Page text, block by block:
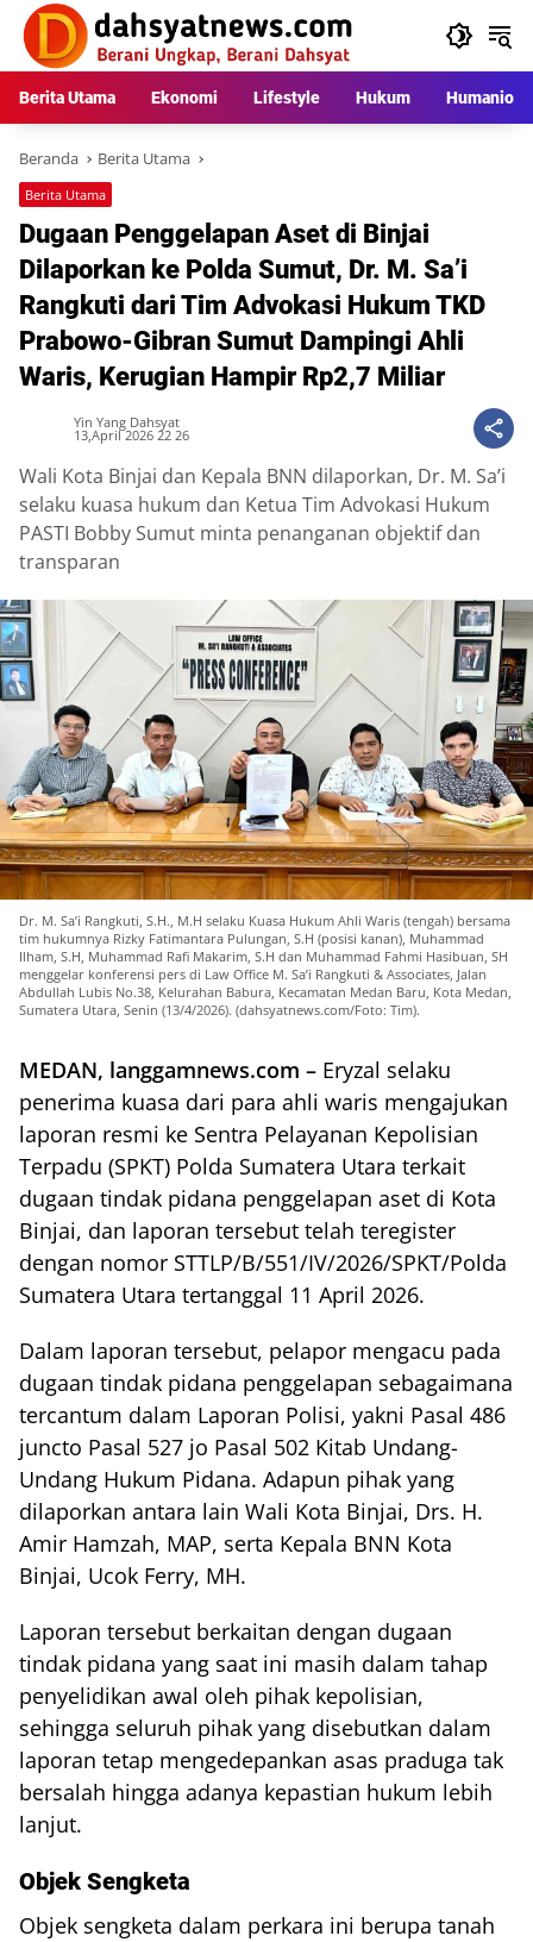
Langsung
konten
Berita Utama Ekonomi Lifestyle Hukum Humaniora
Beranda Berita Utama
Berita Utama
Dugaan Penggelapan Aset di Binjai
Dilaporkan ke Polda Sumut, Dr. M. Sa’i
Rangkuti dari Tim Advokasi Hukum TKD
Prabowo-Gibran Sumut Dampingi Ahli
Waris, Kerugian Hampir Rp2,7 Miliar
Yin Yang Dahsyat
13,April 2026 22 26
Wali Kota Binjai dan Kepala BNN dilaporkan, Dr. M. Sa’i
selaku kuasa hukum dan Ketua Tim Advokasi Hukum
PASTI Bobby Sumut minta penanganan objektif dan
transparan
Dr. M. Sa’i Rangkuti, S.H., M.H selaku Kuasa Hukum Ahli Waris (tengah) bersama
tim hukumnya Rizky Fatimantara Pulungan, S.H (posisi kanan), Muhammad
Ilham, S.H, Muhammad Rafi Makarim, S.H dan Muhammad Fahmi Hasibuan, SH
menggelar konferensi pers di Law Office M. Sa’i Rangkuti & Associates, Jalan
Abdullah Lubis No.38, Kelurahan Babura, Kecamatan Medan Baru, Kota Medan,
Sumatera Utara, Senin (13/4/2026). (dahsyatnews.com/Foto: Tim).
MEDAN, langgamnews.com – Eryzal selaku
penerima kuasa dari para ahli waris mengajukan
laporan resmi ke Sentra Pelayanan Kepolisian
Terpadu (SPKT) Polda Sumatera Utara terkait
dugaan tindak pidana penggelapan aset di Kota
Binjai, dan laporan tersebut telah teregister
dengan nomor STTLP/B/551/IV/2026/SPKT/Polda
Sumatera Utara tertanggal 11 April 2026.
Dalam laporan tersebut, pelapor mengacu pada
dugaan tindak pidana penggelapan sebagaimana
tercantum dalam Laporan Polisi, yakni Pasal 486
juncto Pasal 527 jo Pasal 502 Kitab Undang-
Undang Hukum Pidana. Adapun pihak yang
dilaporkan antara lain Wali Kota Binjai, Drs. H.
Amir Hamzah, MAP, serta Kepala BNN Kota
Binjai, Ucok Ferry, MH.
Laporan tersebut berkaitan dengan dugaan
tindak pidana yang saat ini masih dalam tahap
penyelidikan awal oleh pihak kepolisian,
sehingga seluruh pihak yang disebutkan dalam
laporan tetap mengedepankan asas praduga tak
bersalah hingga adanya kepastian hukum lebih
lanjut.
Objek Sengketa
Objek sengketa dalam perkara ini berupa tanah